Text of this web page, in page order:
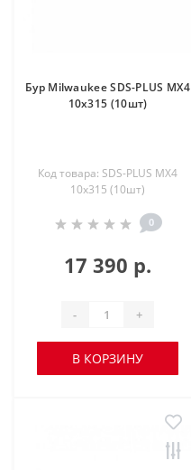
Бур Milwaukee SDS-PLUS MX4
10х315 (10шт)
Код товара: SDS-PLUS MX4
10х315 (10шт)
0
17 390 р.
- +
В КОРЗИНУ